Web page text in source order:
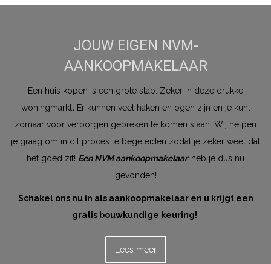
JOUW EIGEN NVM-
AANKOOPMAKELAAR
Een huis kopen is een grote stap. Zeker in deze drukke
woningmarkt. Er kunnen veel haken en ogen zijn en je kunt
zomaar voor verborgen gebreken te komen staan. Wij helpen
je graag om in dit proces te begeleiden zodat je zeker weet dat
het goed zit! Een NVM aankoopmakelaar heb je dus nu
gevonden!
Schakel ons nu in als aankoopmakelaar en u krijgt een
gratis bouwkundige keuring!
Lees meer